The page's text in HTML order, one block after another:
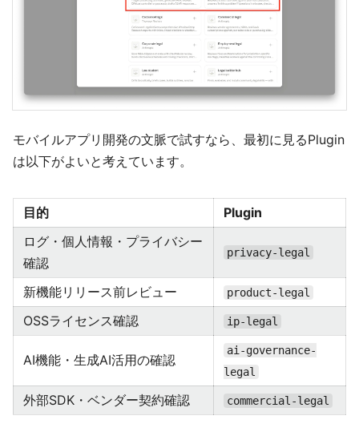
モバイルアプリ開発の文脈で試すなら、最初に見るPlugin
は以下がよいと考えています。
目的
Plugin
ログ・個人情報・プライバシー
確認
privacy-legal
新機能リリース前レビュー product-legal
OSSライセンス確認 ip-legal
AI機能・生成AI活用の確認
ai-governance-
legal
外部SDK・ベンダー契約確認 commercial-legal